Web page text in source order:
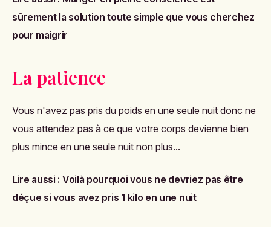
sûrement la solution toute simple que vous cherchez
pour maigrir
La patience
Vous n'avez pas pris du poids en une seule nuit donc ne
vous attendez pas à ce que votre corps devienne bien
plus mince en une seule nuit non plus...
Lire aussi : Voilà pourquoi vous ne devriez pas être
déçue si vous avez pris 1 kilo en une nuit